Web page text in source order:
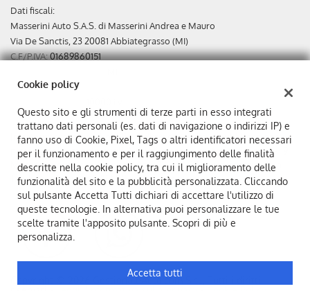
Dati fiscali:
Masserini Auto S.A.S. di Masserini Andrea e Mauro
Via De Sanctis, 23 20081 Abbiategrasso (MI)
C.F/P.IVA:01689860151
REA:MI-871410
In ottemperanza agli obblighi di trasparenza e pubblicazione
previsti dalle regole sugli Aiuti di stato in materia di Covid - 19
Masserini auto sas ha ricevuto € 18.342,00 come contributo a
fondo perduto e € 1.792,00 come acconto irap.
Copyright © 2026 GestionaleAuto.com S.r.l., Tutti i diritti
Cookie policy
Questo sito e gli strumenti di terze parti in esso integrati
trattano dati personali (es. dati di navigazione o indirizzi IP) e
fanno uso di Cookie, Pixel, Tags o altri identificatori necessari
per il funzionamento e per il raggiungimento delle finalità
descritte nella cookie policy, tra cui il miglioramento delle
funzionalità del sito e la pubblicità personalizzata. Cliccando
sul pulsante Accetta Tutti dichiari di accettare l'utilizzo di
queste tecnologie. In alternativa puoi personalizzare le tue
scelte tramite l'apposito pulsante. Scopri di più e
personalizza.
Accetta tutti